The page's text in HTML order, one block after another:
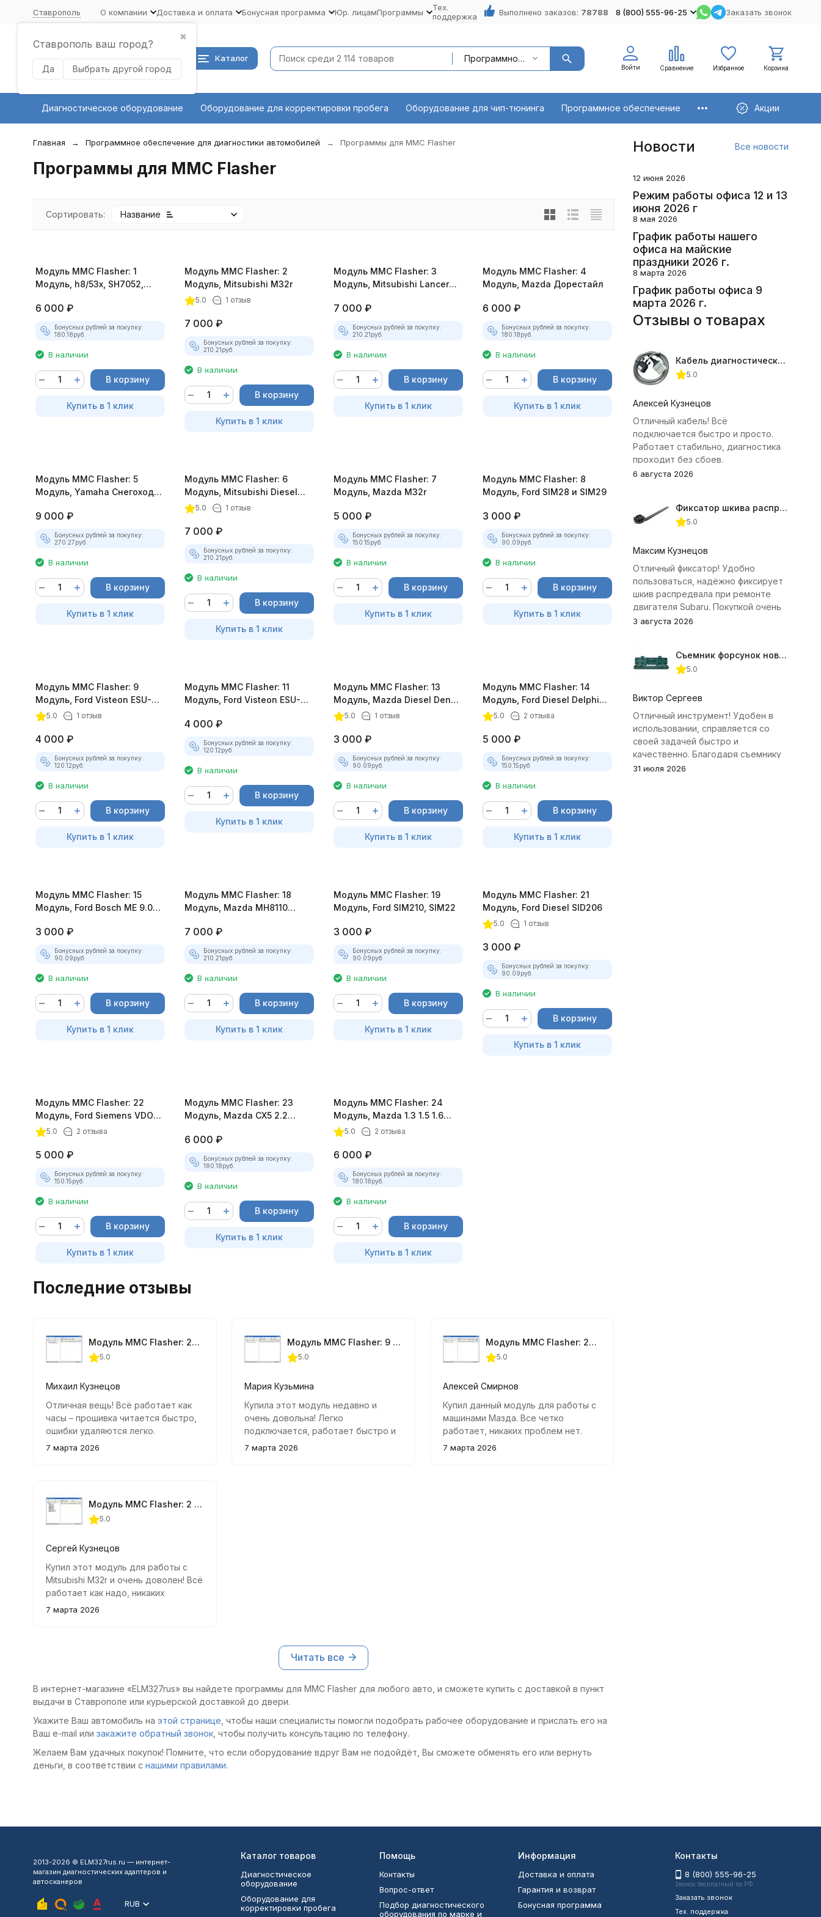
Ставрополь
✖
Ставрополь ваш город?
Да Выбрать другой город
О компании Доставка и оплата Бонусная программа Юр. лицамПрограммы
Тех.
поддержка
Выполнено заказов: 78788 8 (800) 555-96-25 Заказать звонок
Каталог Программное обеспечение
Войти Сравнение Избранное Корзина
Диагностическое оборудование Оборудование для корректировки пробега Оборудование для чип-тюнинга Программное обеспечение Акции
Главная Программное обеспечение для диагностики автомобилей Программы для MMC Flasher
Программы для MMC Flasher
Сортировать: Название
Модуль MMC Flasher: 1
Модуль, h8/53x, SH7052,
6 000 ₽
Бонусных рублей за покупку:
180.18руб.
В наличии
В корзину
Купить в 1 клик
Модуль MMC Flasher: 2
Модуль, Mitsubishi M32r
5.0 1 отзыв
7 000 ₽
Бонусных рублей за покупку:
210.21руб.
В наличии
В корзину
Купить в 1 клик
Модуль MMC Flasher: 3
Модуль, Mitsubishi Lancer
7 000 ₽
Бонусных рублей за покупку:
210.21руб.
В наличии
В корзину
Купить в 1 клик
Модуль MMC Flasher: 4
Модуль, Mazda Дорестайл
6 000 ₽
Бонусных рублей за покупку:
180.18руб.
В наличии
В корзину
Купить в 1 клик
Модуль MMC Flasher: 5
Модуль, Yamaha Снегоходы
9 000 ₽
Бонусных рублей за покупку:
270.27руб.
В наличии
В корзину
Купить в 1 клик
Модуль MMC Flasher: 6
Модуль, Mitsubishi Diesel
Denso SH7058/7058S/7059
5.0 1 отзыв
7 000 ₽
Бонусных рублей за покупку:
210.21руб.
В наличии
В корзину
Купить в 1 клик
Модуль MMC Flasher: 7
Модуль, Mazda M32r
5 000 ₽
Бонусных рублей за покупку:
150.15руб.
В наличии
В корзину
Купить в 1 клик
Модуль MMC Flasher: 8
Модуль, Ford SIM28 и SIM29
3 000 ₽
Бонусных рублей за покупку:
90.09руб.
В наличии
В корзину
Купить в 1 клик
Модуль MMC Flasher: 9
Модуль, Ford Visteon ESU-
131, 411, 418, Benzin
5.0 1 отзыв
4 000 ₽
Бонусных рублей за покупку:
120.12руб.
В наличии
В корзину
Купить в 1 клик
Модуль MMC Flasher: 11
Модуль, Ford Visteon ESU-
4 000 ₽
Бонусных рублей за покупку:
120.12руб.
В наличии
В корзину
Купить в 1 клик
Модуль MMC Flasher: 13
Модуль, Mazda Diesel Denso
SH7058 (none BGA)
5.0 1 отзыв
3 000 ₽
Бонусных рублей за покупку:
90.09руб.
В наличии
В корзину
Купить в 1 клик
Модуль MMC Flasher: 14
Модуль, Ford Diesel Delphi
DCM3.5
5.0 2 отзыва
5 000 ₽
Бонусных рублей за покупку:
150.15руб.
В наличии
В корзину
Купить в 1 клик
Модуль MMC Flasher: 15
Модуль, Ford Bosch ME 9.0
3 000 ₽
Бонусных рублей за покупку:
90.09руб.
В наличии
В корзину
Купить в 1 клик
Модуль MMC Flasher: 18
Модуль, Mazda MH8110
7 000 ₽
Бонусных рублей за покупку:
210.21руб.
В наличии
В корзину
Купить в 1 клик
Модуль MMC Flasher: 19
Модуль, Ford SIM210, SIM22
3 000 ₽
Бонусных рублей за покупку:
90.09руб.
В наличии
В корзину
Купить в 1 клик
Модуль MMC Flasher: 21
Модуль, Ford Diesel SID206
5.0 1 отзыв
3 000 ₽
Бонусных рублей за покупку:
90.09руб.
В наличии
В корзину
Купить в 1 клик
Модуль MMC Flasher: 22
Модуль, Ford Siemens VDO
EMS2102 и EMS2101
5.0 2 отзыва
5 000 ₽
Бонусных рублей за покупку:
150.15руб.
В наличии
В корзину
Купить в 1 клик
Модуль MMC Flasher: 23
Модуль, Mazda CX5 2.2
6 000 ₽
Бонусных рублей за покупку:
180.18руб.
В наличии
В корзину
Купить в 1 клик
Модуль MMC Flasher: 24
Модуль, Mazda 1.3 1.5 1.6
AT/MT Denso с 2009+
5.0 2 отзыва
6 000 ₽
Бонусных рублей за покупку:
180.18руб.
В наличии
В корзину
Купить в 1 клик
Последние отзывы
Модуль MMC Flasher: 22 Модуль, Ford Siemens VDO EMS2102 и EMS2101
5.0
Михаил Кузнецов
Отличная вещь! Всё работает как
часы – прошивка читается быстро,
ошибки удаляются легко.
Пользуюсь регулярно для своих
7 марта 2026
Модуль MMC Flasher: 9 Модуль, Ford Visteon ESU- 131, 411, 418, Benzin
5.0
Мария Кузьмина
Купила этот модуль недавно и
очень довольна! Легко
подключается, работает быстро и
стабильно. Все функции
7 марта 2026
Модуль MMC Flasher: 24 Модуль, Mazda 1.3 1.5 1.6 AT/MT Denso с 2009+
5.0
Алексей Смирнов
Купил данный модуль для работы с
машинами Мазда. Все четко
работает, никаких проблем нет.
Удобно пользоваться, инструкция
7 марта 2026
Модуль MMC Flasher: 2 Модуль, Mitsubishi M32r
5.0
Сергей Кузнецов
Купил этот модуль для работы с
Mitsubishi M32r и очень доволен! Всё
работает как надо, никаких
проблем при прошивке. Удобно,
7 марта 2026
Читать все
В интернет-магазине «ELM327rus» вы найдете программы для MMC Flasher для любого авто, и сможете купить с доставкой в пункт
выдачи в Ставрополе или курьерской доставкой до двери.
Укажите Ваш автомобиль на этой странице , чтобы наши специалисты помогли подобрать рабочее оборудование и прислать его на
Ваш e-mail или закажите обратный звонок, чтобы получить консультацию по телефону.
Желаем Вам удачных покупок! Помните, что если оборудование вдруг Вам не подойдёт, Вы сможете обменять его или вернуть
деньги, в соответствии с нашими правилами.
Новости Все новости
12 июня 2026
Режим работы офиса 12 и 13
июня 2026 г
8 мая 2026
График работы нашего
офиса на майские
праздники 2026 г.
8 марта 2026
График работы офиса 9
марта 2026 г.
Отзывы о товарах
Кабель диагностический ГАЗ 24 для АВТОАС
5.0
Алексей Кузнецов
Отличный кабель! Всё
подключается быстро и просто.
Работает стабильно, диагностика
проходит без сбоев.
6 августа 2026
Фиксатор шкива распредвала (Subaru) JTC-4409
5.0
Максим Кузнецов
Отличный фиксатор! Удобно
пользоваться, надёжно фиксирует
шкив распредвала при ремонте
двигателя Subaru. Покупкой очень
доволен.
3 августа 2026
Съемник форсунок новых дизельных двигателей Jonnesway
5.0
Виктор Сергеев
Отличный инструмент! Удобен в
использовании, справляется со
своей задачей быстро и
качественно. Благодаря съемнику
удалось избежать лишних хлопот с
31 июля 2026
2013-2026 © ELM327rus.ru — интернет-
магазин диагностических адаптеров и
автосканеров
RUB
Каталог товаров
Диагностическое
оборудование
Оборудование для
корректировки пробега
Помощь
Контакты
Вопрос-ответ
Подбор диагностического
оборудования по марке и
Информация
Доставка и оплата
Гарантия и возврат
Бонусная программа
Контакты
8 (800) 555-96-25
Звонок бесплатный по РФ
Заказать звонок
Тех. поддержка